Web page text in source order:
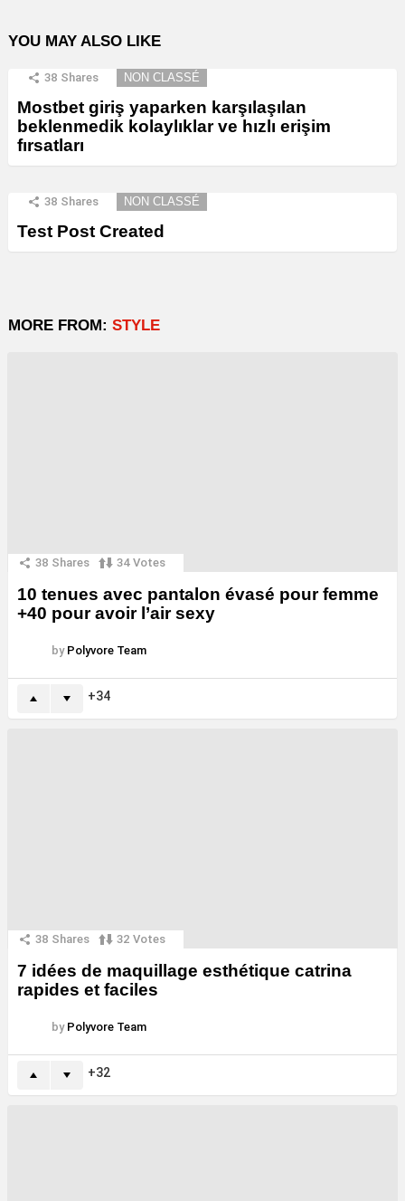
YOU MAY ALSO LIKE
38 Shares NON CLASSÉ
Mostbet giriş yaparken karşılaşılan
beklenmedik kolaylıklar ve hızlı erişim
fırsatları
38 Shares NON CLASSÉ
Test Post Created
MORE FROM: STYLE
38 Shares 34 Votes
10 tenues avec pantalon évasé pour femme
+40 pour avoir l’air sexy
by Polyvore Team
34
38 Shares 32 Votes
7 idées de maquillage esthétique catrina
rapides et faciles
by Polyvore Team
32